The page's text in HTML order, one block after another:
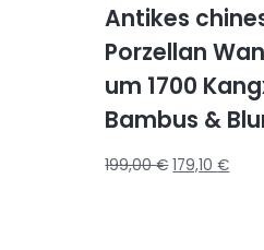
Antikes
Porzellan
um 1700
Bambus &
199,00€ 179,10€